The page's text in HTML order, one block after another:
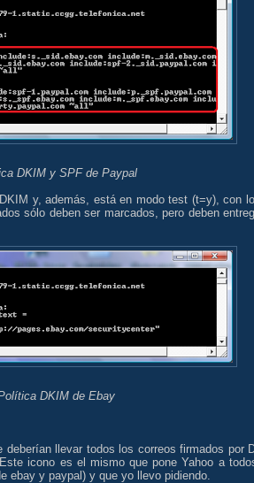
DKIM y SPF de Paypal
y, además, está en modo test (t=y), con
sólo deben ser marcados, pero deben
DKIM de Ebay
deberían llevar todos los correos firmados por
icono es el mismo que pone Yahoo a
ebay y paypal) y que yo llevo pidiendo.